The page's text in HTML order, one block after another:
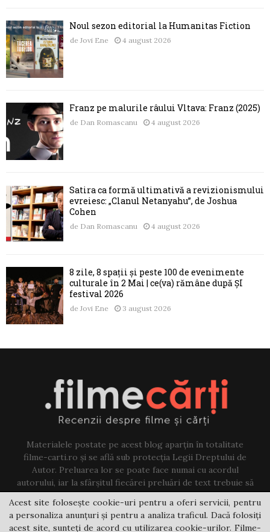
Noul sezon editorial la Humanitas Fiction
de Jovi Ene 4 august 2026
Franz pe malurile râului Vltava: Franz (2025)
de Dan Romascanu 4 august 2026
Satira ca formă ultimativă a revizionismului
evreiesc: „Clanul Netanyahu”, de Joshua
Cohen
de Dan Romascanu 4 august 2026
8 zile, 8 spații și peste 100 de evenimente
culturale în 2 Mai | ce(va) rămâne după ȘI
festival 2026
de Jovi Ene 3 august 2026
Materialele postate pe acest blog aparțin în totalitate
filme-carti.ro și se află sub protecția Legii Dreptului de
Autor. Preluarea lor se poate face numai cu acordul
autorului, iar la sfârșitul fiecărei preluări de text trebuie să
existe un link către acest blog.
Contact us:jovi@filme-carti.ro
Acest site folosește cookie-uri pentru a oferi servicii, pentru
a personaliza anunțuri și pentru a analiza traficul. Dacă folosiți
acest site, sunteți de acord cu utilizarea cookie-urilor. Filme-